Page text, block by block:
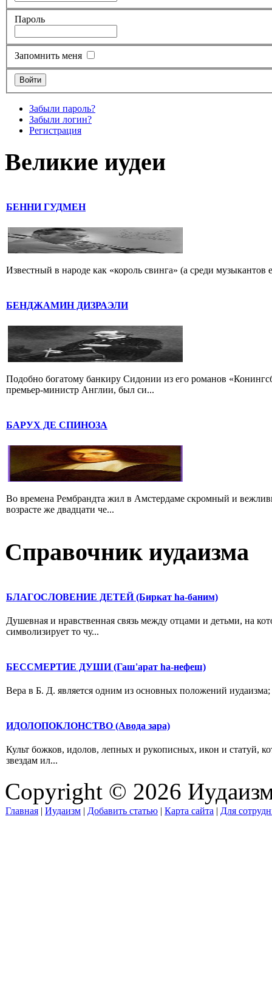
Пароль
Запомнить меня
Забыли пароль?
Забыли логин?
Регистрация
Великие иудеи
БЕННИ ГУДМЕН
Известный в народе как «король свинга» (а среди
БЕНДЖАМИН ДИЗРАЭЛИ
Подобно богатому банкиру Сидонии из его романов
премьер-министр Англии, был си...
БАРУХ ДЕ СПИНОЗА
Во времена Рембрандта жил в Амстердаме скромный и
возрасте же двадцати че...
Справочник иудаизма
БЛАГОСЛОВЕНИЕ ДЕТЕЙ (Биркат hа-баним)
Душевная и нравственная связь между отцами и детьми, на
символизирует то чу...
БЕССМЕРТИЕ ДУШИ (Гаш'арат hа-нефеш)
Вера в Б. Д. является одним из основных положений
ИДОЛОПОКЛОНСТВО (Авода зара)
Культ божков, идолов, лепных и рукописных, икон и статуй,
звездам ил...
Copyright © 2026
Главная | Иудаизм | Добавить статью | Карта сайта | Для